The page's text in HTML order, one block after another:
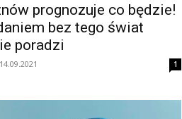
prognozuje co będzie!
bez tego świat
poradzi
14.09.2021 1